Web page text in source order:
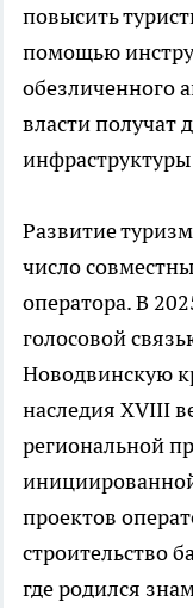
повысить
помощью
обезличенного
власти получат
Развитие
число
оператора. В
голосовой
Новодвинскую
наследия XVIII
региональной
проектов
строительство
где родился